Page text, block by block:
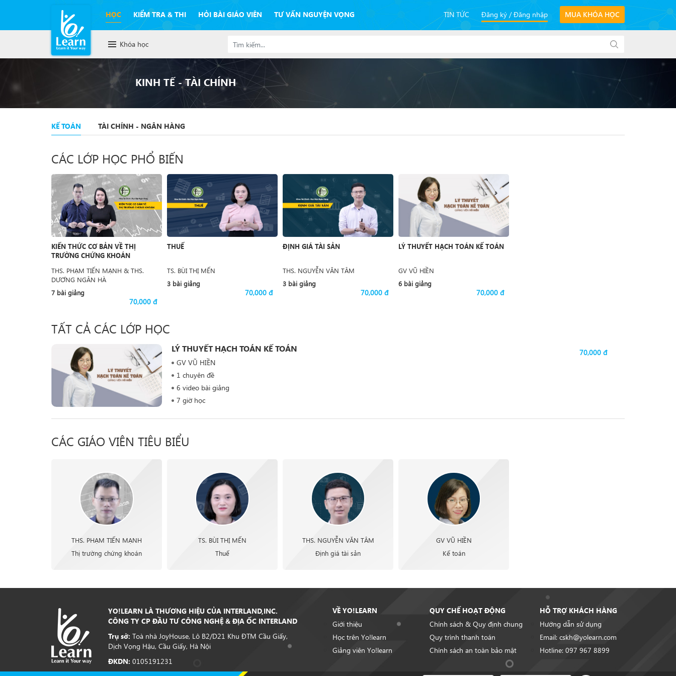
HỌC KIỂM TRA & THI HỎI BÀI GIÁO VIÊN TƯ VẤN NGUYỆN VỌNG TIN TỨC Đăng ký Đăng nhập MUA KHÓA HỌC
Khóa học
KINH TẾ - TÀI CHÍNH
KẾ TOÁN TÀI CHÍNH - NGÂN HÀNG
CÁC LỚP HỌC PHỔ BIẾN
KIẾN THỨC CƠ BẢN VỀ THỊ
TRƯỜNG CHỨNG KHOÁN
THS. PHẠM TIẾN MẠNH & THS.
DƯƠNG NGÂN HÀ
7 bài giảng
70,000 đ
THUẾ
TS. BÙI THỊ MẾN
3 bài giảng
70,000 đ
ĐỊNH GIÁ TÀI SẢN
THS. NGUYỄN VĂN TÂM
3 bài giảng
70,000 đ
LÝ THUYẾT HẠCH TOÁN KẾ TOÁN
GV VŨ HIỀN
6 bài giảng
70,000 đ
TẤT CẢ CÁC LỚP HỌC
LÝ THUYẾT HẠCH TOÁN KẾ TOÁN
GV VŨ HIỀN
1 chuyên đề
6 video bài giảng
7 giờ học
70,000 đ
CÁC GIÁO VIÊN TIÊU BIỂU
THS. PHẠM TIẾN MẠNH
Thị trường chứng khoán
TS. BÙI THỊ MẾN
Thuế
THS. NGUYỄN VĂN TÂM
Định giá tài sản
GV VŨ HIỀN
Kế toán
YO!LEARN LÀ THƯƠNG HIỆU CỦA INTERLAND,INC.
CÔNG TY CP ĐẦU TƯ CÔNG NGHỆ & ĐỊA ỐC INTERLAND
Trụ sở: Toà nhà JoyHouse, Lô B2/D21 Khu ĐTM Cầu Giấy,
Dịch Vọng Hậu, Cầu Giấy, Hà Nội
ĐKDN: 0105191231
VỀ YO!LEARN
Giới thiệu
Học trên Yo!learn
Giảng viên Yo!learn
QUY CHẾ HOẠT ĐỘNG
Chính sách & Quy định chung
Quy trình thanh toán
Chính sách an toàn bảo mật
HỖ TRỢ KHÁCH HÀNG
Hướng dẫn sử dụng
Email: cskh@yolearn.com
Hotline: 097 967 8899